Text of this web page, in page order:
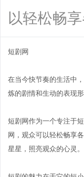
以轻松畅
短剧网
在当今快节奏的生活中
炼的剧情和生动的表现
短剧网作为一个专注于
网，观众可以轻松畅享
星星，照亮观众的心灵。